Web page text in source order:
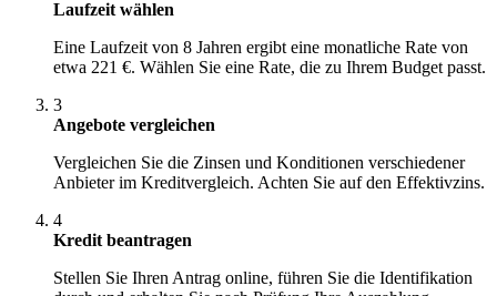
Laufzeit wählen
Eine Laufzeit von 8 Jahren ergibt eine monatliche Rate von
etwa 221 €. Wählen Sie eine Rate, die zu Ihrem Budget passt.
3
Angebote vergleichen
Vergleichen Sie die Zinsen und Konditionen verschiedener
Anbieter im Kreditvergleich. Achten Sie auf den Effektivzins.
4
Kredit beantragen
Stellen Sie Ihren Antrag online, führen Sie die Identifikation